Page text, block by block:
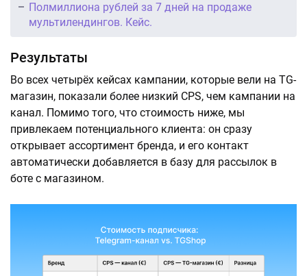
Полмиллиона рублей за 7 дней на продаже
мультилендингов. Кейс.
Результаты
Во всех четырёх кейсах кампании, которые вели на TG-
магазин, показали более низкий CPS, чем кампании на
канал. Помимо того, что стоимость ниже, мы
привлекаем потенциального клиента: он сразу
открывает ассортимент бренда, и его контакт
автоматически добавляется в базу для рассылок в
боте с магазином.